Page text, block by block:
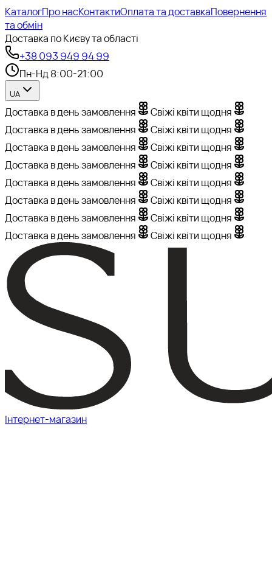
КаталогПро насКонтактиОплата та доставкаПовернення
та обмін
Доставка по Києву та області
+38 093 949 94 99
Пн-Нд 8:00-21:00
UA
Доставка в день замовлення
Свіжі квіти щодня
Доставка в день замовлення
Свіжі квіти щодня
Доставка в день замовлення
Свіжі квіти щодня
Доставка в день замовлення
Свіжі квіти щодня
Доставка в день замовлення
Свіжі квіти щодня
Доставка в день замовлення
Свіжі квіти щодня
Доставка в день замовлення
Свіжі квіти щодня
Доставка в день замовлення
Свіжі квіти щодня
Інтернет-магазин